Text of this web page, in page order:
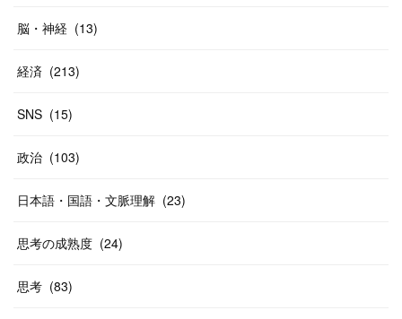
脳・神経 (13)
経済 (213)
SNS (15)
政治 (103)
日本語・国語・文脈理解 (23)
思考の成熟度 (24)
思考 (83)